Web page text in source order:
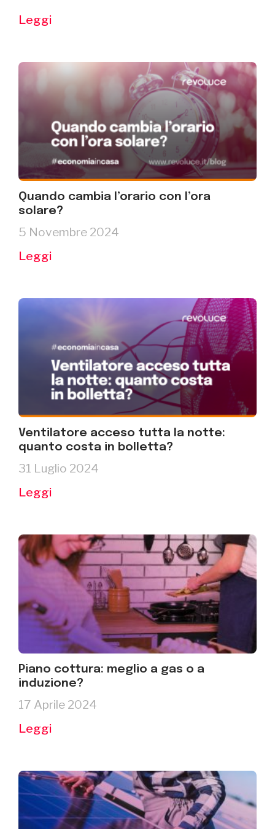
Leggi
Quando cambia l’orario con l’ora
solare?
5 Novembre 2024
Leggi
Ventilatore acceso tutta la notte:
quanto costa in bolletta?
31 Luglio 2024
Leggi
Piano cottura: meglio a gas o a
induzione?
17 Aprile 2024
Leggi